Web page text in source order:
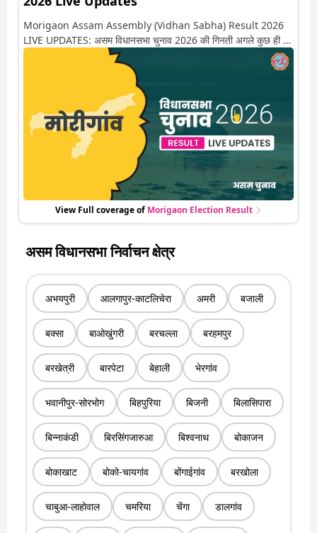
Morigaon Assam Assembly (Vidhan Sabha) Result 2026
LIVE UPDATES: असम विधानसभा चुनाव 2026 की गिनती अगले कुछ ही देर
में शुरू होने वाली है. यहां देखें मोरीगांव सीट पर कौन आगे-कौन पीछे से लेकर
किस तरफ जा रहें है रुझान. साथ ही पाइए इस सीट पर हो रही हर एक हलचल
View Full coverage of Morigaon Election Result
असम विधानसभा निर्वाचन क्षेत्र
अभयपुरी आलगापुर-काटलिचेरा अमरी बजाली
बक्सा बाओखुंगरी बरचल्ला बरहमपुर
बरखेत्री बारपेटा बेहाली भेरगांव
भवानीपुर-सोरभोग बिहपुरिया बिजनी बिलासिपारा
बिन्नाकंडी बिरसिंगजारुआ बिश्वनाथ बोकाजन
बोकाखाट बोको-चायगांव बोंगाईगांव बरखोला
चाबुआ-लाहोवाल चमरिया चेंगा डालगांव